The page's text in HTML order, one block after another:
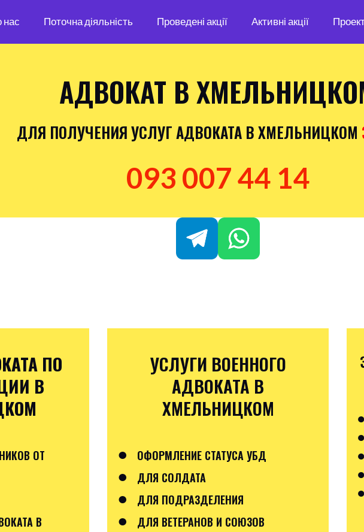
нас Поточна діяльність Проведені акції Активні акції
АДВОКАТ В
ДЛЯ ПОЛУЧЕНИЯ УСЛУГ АДВОКАТА В ХМЕЛЬНИЦКОМ
093 007 44 14
ПО
В
ОТ
В
УСЛУГИ ВОЕННОГО
АДВОКАТА В
ХМЕЛЬНИЦКОМ
●
ОФОРМЛЕНИЕ СТАТУСА УБД
● ДЛЯ СОЛДАТА
● ДЛЯ ПОДРАЗДЕЛЕНИЯ
● ДЛЯ ВЕТЕРАНОВ И СОЮЗОВ
●
●
●
●
●